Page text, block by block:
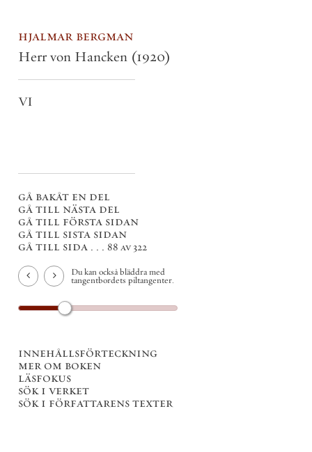
hjalmar bergman
Herr von Hancken (1920)
VI
gå bakåt en del
gå till nästa del
gå till första sidan
gå till sista sidan
gå till sida . . . 88 av 322
Du kan också bläddra med
tangentbordets piltangenter.
innehållsförteckning
mer om boken
läsfokus
sök i verket
sök i författarens texter